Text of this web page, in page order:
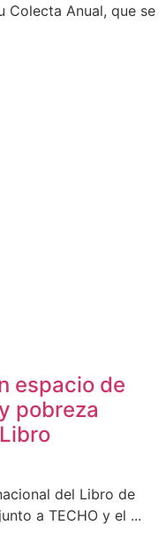
Colecta Anual, que se
espacio de
pobreza
del Libro de
a TECHO y el ...